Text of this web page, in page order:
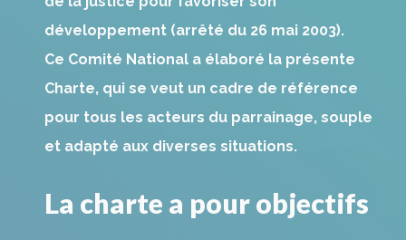
développement (arrêté du 26 mai 2003).
Ce Comité National a élaboré la présente
Charte, qui se veut un cadre de référence
pour tous les acteurs du parrainage, souple
et adapté aux diverses situations.
La charte a pour objectifs